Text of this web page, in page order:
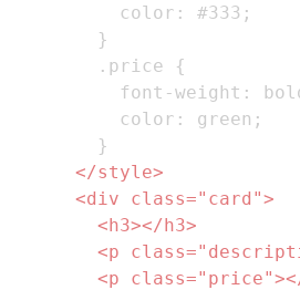
color : #333 ;
}
.price
{
font-weight :
color : green ;
}
</style>
<div class=" card ">
<h3></h3>
<p class="
<p class=" price">